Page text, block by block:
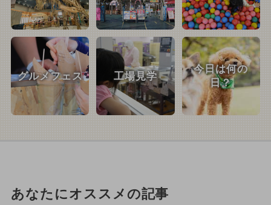
グルメフェス 工場見学
今日は何の
日？
あなたにオススメの記事